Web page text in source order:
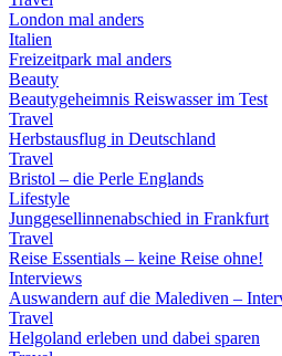
London mal anders
Italien
Freizeitpark mal anders
Beauty
Beautygeheimnis Reiswasser im Test
Travel
Herbstausflug in Deutschland
Travel
Bristol – die Perle Englands
Lifestyle
Junggesellinnenabschied in Frankfurt
Travel
Reise Essentials – keine Reise ohne!
Interviews
Auswandern auf die Malediven –
Travel
Helgoland erleben und dabei sparen